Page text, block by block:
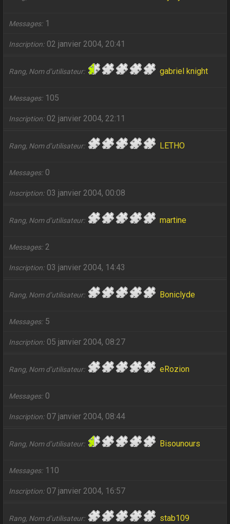
Messages 1
Inscription 02 janvier 2004, 20:41
Rang, Nom d’utilisateur gabriel knight
Messages 105
Inscription 02 janvier 2004, 22:11
Rang, Nom d’utilisateur LETHO
Messages 0
Inscription 03 janvier 2004, 00:08
Rang, Nom d’utilisateur martine
Messages 2
Inscription 03 janvier 2004, 14:43
Rang, Nom d’utilisateur Boniclyde
Messages 5
Inscription 05 janvier 2004, 08:27
Rang, Nom d’utilisateur eRozion
Messages 0
Inscription 07 janvier 2004, 08:44
Rang, Nom d’utilisateur Bisounours
Messages 110
Inscription 07 janvier 2004, 16:57
Rang, Nom d’utilisateur stab109